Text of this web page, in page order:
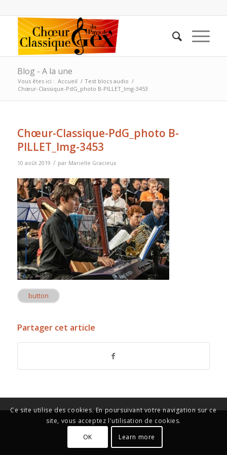
Blog - A la une
Vous êtes ici : Accueil / Test blocs audio /
Chœur-Classique-PdG_photo B-PILLET_Img-3453
Chœur-Classique-PdG_photo B-
PILLET_Img-3453
10 août 2019 / par Marielle Gracieux
button
Partager cet article
Ce site utilise des cookies. En poursuivant votre navigation sur ce
site, vous acceptez l'utilisation de cookies.
OK
Learn more